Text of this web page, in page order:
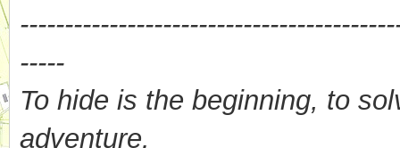
-----
To hide is the beginning, to
adventure.